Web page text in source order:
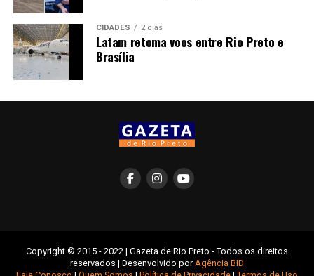
CIDADES 2 dias
Latam retoma voos entre Rio Preto e
Brasília
Copyright © 2015 - 2022 | Gazeta de Rio Preto - Todos os direitos
reservados | Desenvolvido porAgência BID